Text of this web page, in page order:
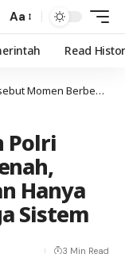
Aa
Read
Hanya Tajdid Wajah, Tapi juga Sistem
Polri
Hanya
Sistem
3 Min Read